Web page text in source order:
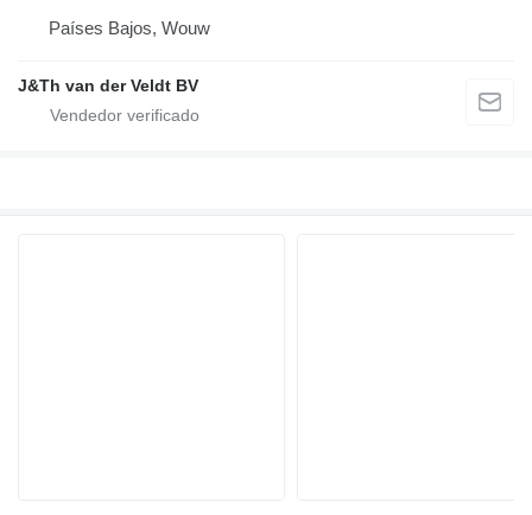
Países Bajos, Wouw
J&Th van der Veldt BV